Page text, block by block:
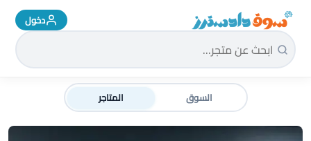
سوق دادسترز الرئيسية دخول
السوق المتاجر